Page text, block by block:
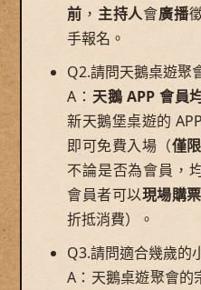
前 ， 主持人會廣播
手報名。
Q2.請問天鵝桌遊聚
A： 天鵝 APP 會員
新天鵝堡桌遊的
即可免費入場（僅
不論是否為會員，
會員者可以現場購票
折抵消費）。
Q3.請問適合幾歲的
A：天鵝桌遊聚會的